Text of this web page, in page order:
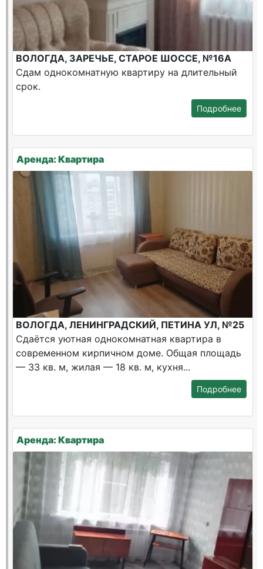
ВОЛОГДА, ЗАРЕЧЬЕ, СТАРОЕ ШОССЕ, №16А
Сдам однокомнатную квартиру на длительный
срок.
Подробнее
Аренда: Квартира
ВОЛОГДА, ЛЕНИНГРАДСКИЙ, ПЕТИНА УЛ, №25
Сдаётся уютная однокомнатная квартира в
современном кирпичном доме. Общая площадь
— 33 кв. м, жилая — 18 кв. м, кухня...
Подробнее
Аренда: Квартира